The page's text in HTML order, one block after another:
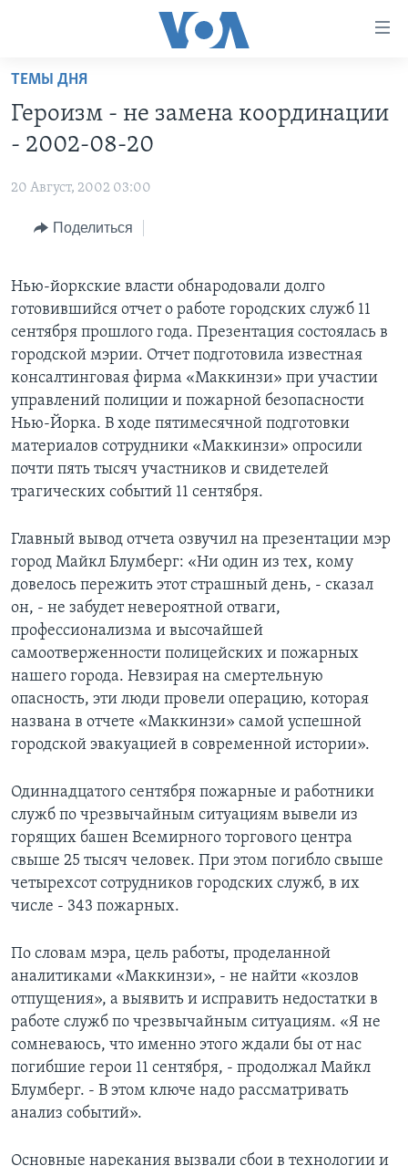
Перейти
основной
контент
навигации
ПРОГРАММЫ
НОВОСТИ ЗА МИНУТУ
ИТОГИ
ДИСКУССИЯ VOA
ДЕТАЛИ
НЬЮ-ЙОРК NEW YORK
АМЕРИКА. БОЛЬШОЕ ПУТЕШЕСТВИЕ
УЧИМ АНГЛИЙСКИЙ
НАША АМЕРИКАНСКАЯ ИСТОРИЯ
АРТЕФАКТЫ
АМЕРИКАНСКИЕ ГОРОДКИ
ТЕСТЫ
ЭКСПЕРТИЗА
ИНТЕРВЬЮ
ЗА СВОБОДУ ПРЕССЫ
УЧИМ АНГЛИЙСКИЙ
ВИДЕО
ПОДПИСКА НА НОВОСТИ
Learning English
СОЦИАЛЬНЫЕ СЕТИ
ТЕМЫ ДНЯ
Героизм - не замена координации
- 2002-08-20
20 Август, 2002 03:00
Поделиться
Нью-йоркские власти обнародовали долго
готовившийся отчет о работе городских служб 11
сентября прошлого года. Презентация состоялась в
городской мэрии. Отчет подготовила известная
консалтинговая фирма «Маккинзи» при участии
управлений полиции и пожарной безопасности
Нью-Йорка. В ходе пятимесячной подготовки
материалов сотрудники «Маккинзи» опросили
почти пять тысяч участников и свидетелей
трагических событий 11 сентября.
Главный вывод отчета озвучил на презентации мэр
город Майкл Блумберг: «Ни один из тех, кому
довелось пережить этот страшный день, - сказал
он, - не забудет невероятной отваги,
профессионализма и высочайшей
самоотверженности полицейских и пожарных
нашего города. Невзирая на смертельную
опасность, эти люди провели операцию, которая
названа в отчете «Маккинзи» самой успешной
городской эвакуацией в современной истории».
Одиннадцатого сентября пожарные и работники
служб по чрезвычайным ситуациям вывели из
горящих башен Всемирного торгового центра
свыше 25 тысяч человек. При этом погибло свыше
четырехсот сотрудников городских служб, в их
числе - 343 пожарных.
По словам мэра, цель работы, проделанной
аналитиками «Маккинзи», - не найти «козлов
отпущения», а выявить и исправить недостатки в
работе служб по чрезвычайным ситуациям. «Я не
сомневаюсь, что именно этого ждали бы от нас
погибшие герои 11 сентября, - продолжал Майкл
Блумберг. - В этом ключе надо рассматривать
анализ событий».
Основные нарекания вызвали сбои в технологии и